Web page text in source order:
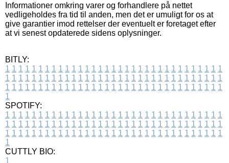
Informationer omkring varer og forhandlere på nettet
vedligeholdes fra tid til anden, men det er umuligt for os at
give garantier imod rettelser der eventuelt er foretaget efter
at vi senest opdaterede sidens oplysninger.
BITLY:
1 1 1 1 1 1 1 1 1 1 1 1 1 1 1 1 1 1 1 1 1 1 1 1 1 1 1 1 1 1 1 1 1
1 1 1 1 1 1 1 1 1 1 1 1 1 1 1 1 1 1 1 1 1 1 1 1 1 1 1 1 1 1 1 1 1
1 1 1 1 1 1 1 1 1 1 1 1 1 1 1 1 1 1 1 1 1 1 1 1 1 1 1 1 1 1 1 1 1
1
SPOTIFY:
1 1 1 1 1 1 1 1 1 1 1 1 1 1 1 1 1 1 1 1 1 1 1 1 1 1 1 1 1 1 1 1 1
1 1 1 1 1 1 1 1 1 1 1 1 1 1 1 1 1 1 1 1 1 1 1 1 1 1 1 1 1 1 1 1 1
1 1 1 1 1 1 1 1 1 1 1 1 1 1 1 1 1 1 1 1 1 1 1 1 1 1 1 1 1 1 1 1 1
1
CUTTLY BIO:
1